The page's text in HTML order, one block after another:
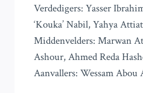
Verdedigers: Yasser
‘Kouka’ Nabil, Yahya
Middenvelders: Marwan
Ashour, Ahmed Reda
Aanvallers: Wessam